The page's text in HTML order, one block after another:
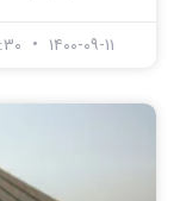
۱۴۰۰-۰۹-۱۱